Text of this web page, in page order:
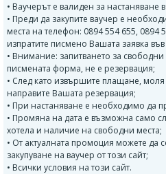
• Ваучерът е валиден за настаняване
• Преди да закупите ваучер е
места на телефон: 0894 554 655, 0894
изпратите писмено Вашата заявка
• Внимание: запитването за
писмената форма, не е резервация;
• След като извършите плащане, моля
направите Вашата резервация;
• При настаняване е необходимо да
• Промяна на дата е възможна само
хотела и наличие на свободни места;
• От актуалната промоция можете да
закупуване на ваучер от този сайт;
• Всички условия на този сайт.